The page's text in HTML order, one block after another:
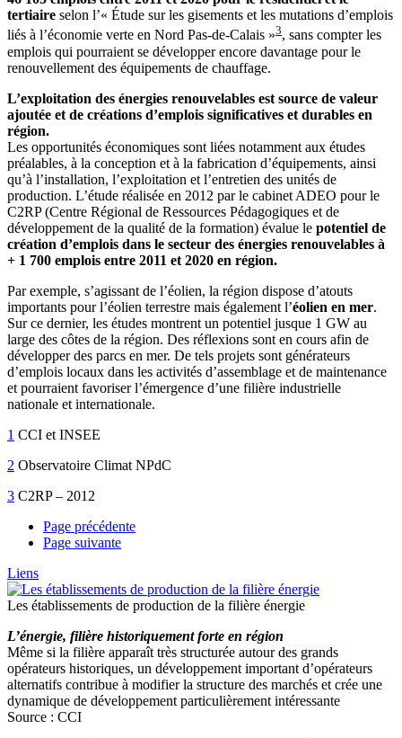
tertiaire selon l’« Étude sur les gisements et les mutations d’emplois
liés à l’économie verte en Nord Pas-de-Calais »3, sans compter les
emplois qui pourraient se développer encore davantage pour le
renouvellement des équipements de chauffage.
L’exploitation des énergies renouvelables est source de valeur
ajoutée et de créations d’emplois significatives et durables en
région.
Les opportunités économiques sont liées notamment aux études
préalables, à la conception et à la fabrication d’équipements, ainsi
qu’à l’installation, l’exploitation et l’entretien des unités de
production. L’étude réalisée en 2012 par le cabinet ADEO pour le
C2RP (Centre Régional de Ressources Pédagogiques et de
développement de la qualité de la formation) évalue le potentiel de
création d’emplois dans le secteur des énergies renouvelables à
+ 1 700 emplois entre 2011 et 2020 en région.
Par exemple, s’agissant de l’éolien, la région dispose d’atouts
importants pour l’éolien terrestre mais également l’éolien en mer.
Sur ce dernier, les études montrent un potentiel jusque 1 GW au
large des côtes de la région. Des réflexions sont en cours afin de
développer des parcs en mer. De tels projets sont générateurs
d’emplois locaux dans les activités d’assemblage et de maintenance
et pourraient favoriser l’émergence d’une filière industrielle
nationale et internationale.
1 CCI et INSEE
2 Observatoire Climat NPdC
3 C2RP – 2012
Page précédente
Page suivante
Liens
Les établissements de production de la filière énergie
L’énergie, filière historiquement forte en région
Même si la filière apparaît très structurée autour des grands
opérateurs historiques, un développement important d’opérateurs
alternatifs contribue à modifier la structure des marchés et crée une
dynamique de développement particulièrement intéressante
Source : CCI